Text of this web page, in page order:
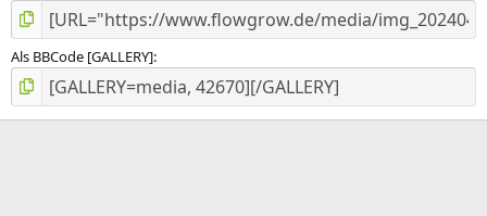
Als BBCode [GALLERY]